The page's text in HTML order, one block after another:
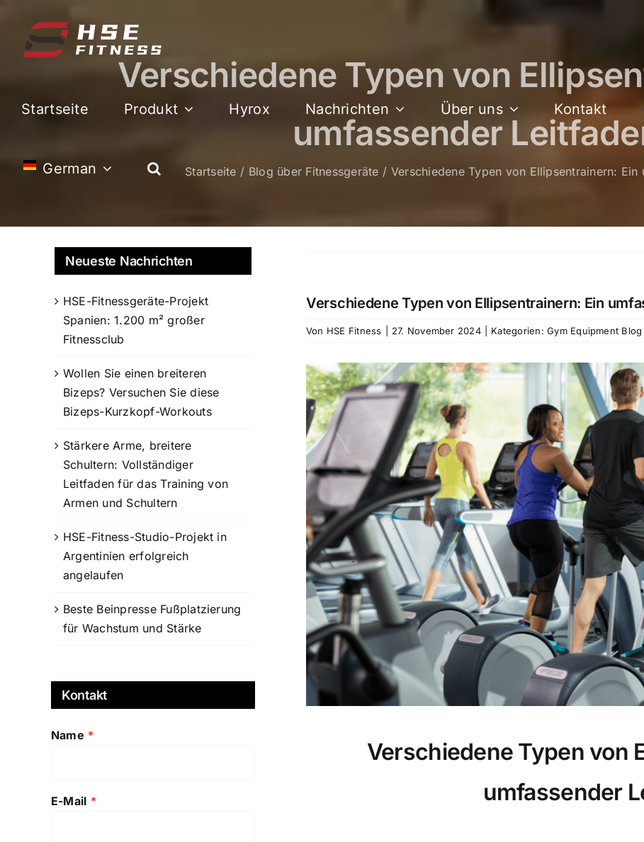
springen
Startseite Produkt Hyrox Nachrichten Über uns Kontakt
German
Verschiedene Typen von
umfassender
Startseite Blog über Fitnessgeräte Verschiedene Typen von Ellipsentrainern:
Verschiedene Typen von Ellipsentrainern: Ein
Von HSE Fitness 27. November 2024 Kategorien:Gym Equipment Blog
Größeres
Bild
anzeigen
Verschiedene Typen von
umfassender
Neueste Nachrichten
HSE-Fitnessgeräte-Projekt
Spanien: 1.200 m² großer
Fitnessclub
Wollen Sie einen breiteren
Bizeps? Versuchen Sie diese
Bizeps-Kurzkopf-Workouts
Stärkere Arme, breitere
Schultern: Vollständiger
Leitfaden für das Training von
Armen und Schultern
HSE-Fitness-Studio-Projekt in
Argentinien erfolgreich
angelaufen
Beste Beinpresse Fußplatzierung
für Wachstum und Stärke
Kontakt
Name *
E-Mail *